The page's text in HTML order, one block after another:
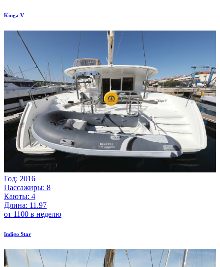
Kinga V
Год: 2016
Пассажиры: 8
Каюты: 4
Длина: 11.97
от 1100 в неделю
Indigo Star